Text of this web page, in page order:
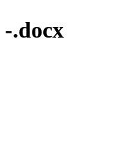
-.docx